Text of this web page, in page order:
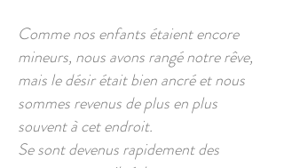
Comme nos enfants étaient encore
mineurs, nous avons rangé notre rêve,
mais le désir était bien ancré et nous
sommes revenus de plus en plus
souvent à cet endroit.
Se sont devenus rapidement des